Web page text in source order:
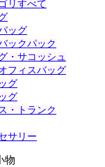
リすべて
ッグ
ックパック
・サコッシュ
フィスバッグ
グ
グ
・トランク
サリー
物